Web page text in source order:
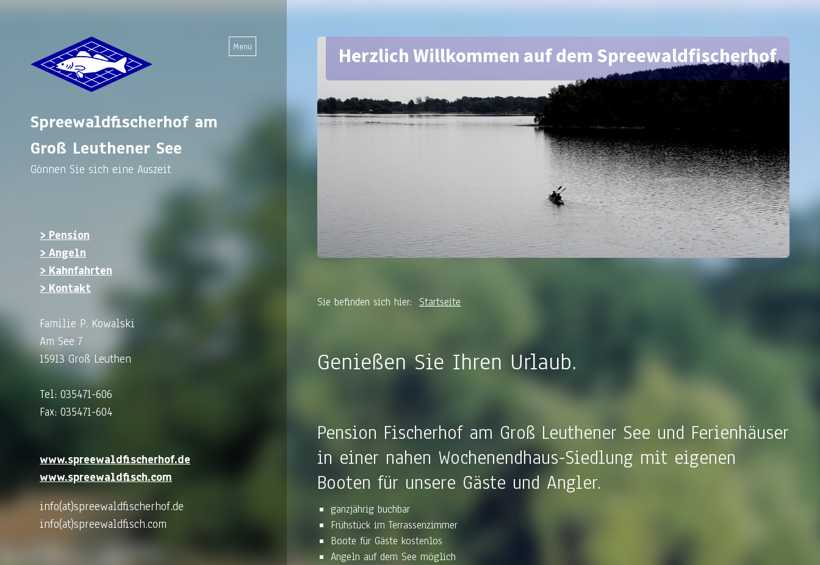
Menü
Spreewaldfischerhof am
Groß Leuthener See
Gönnen Sie sich eine Auszeit
Herzlich Willkommen auf dem Spreewaldfischerhof
Sie befinden sich hier: Startseite
Genießen Sie Ihren Urlaub.
Pension Fischerhof am Groß Leuthener See und Ferienhäuser
in einer nahen Wochenendhaus-Siedlung mit eigenen
Booten für unsere Gäste und Angler.
ganzjährig buchbar
Frühstück im Terrassenzimmer
Boote für Gäste kostenlos
Angeln auf dem See möglich
> Pension
> Angeln
> Kahnfahrten
> Kontakt
Familie P. Kowalski
Am See 7
15913 Groß Leuthen
Tel: 035471-606
Fax: 035471-604
www.spreewaldfischerhof.de
www.spreewaldfisch.com
info(at)spreewaldfischerhof.de
info(at)spreewaldfisch.com